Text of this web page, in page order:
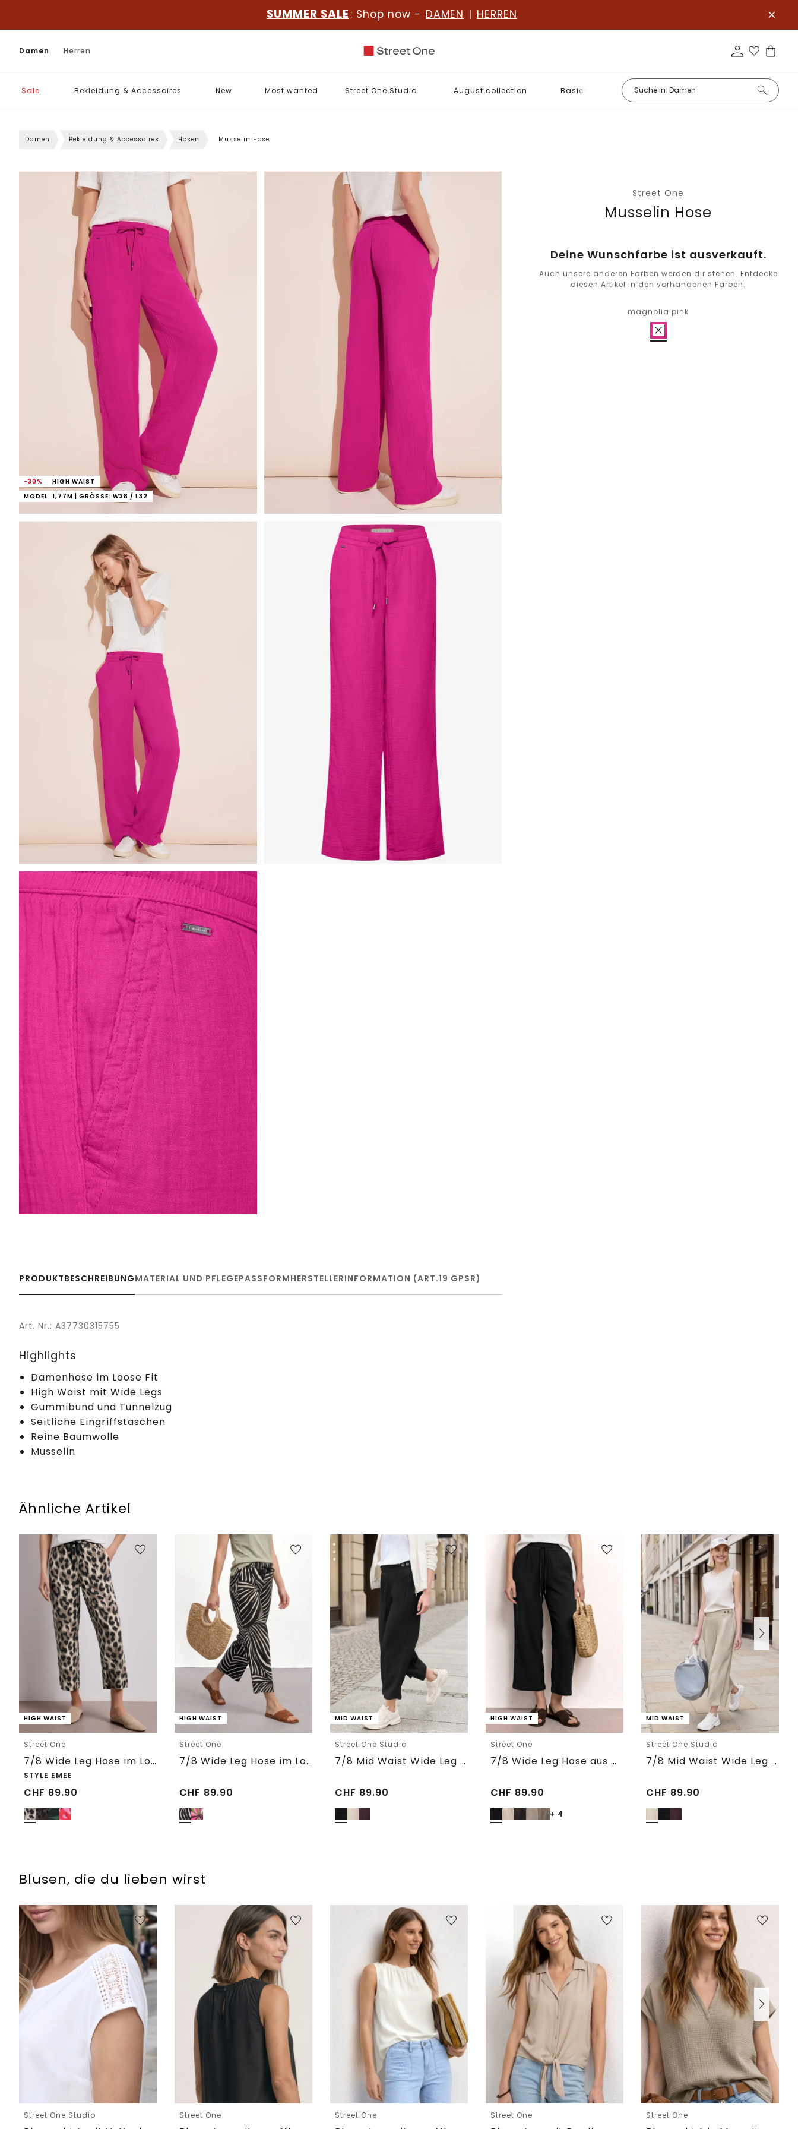
SUMMER SALE : Shop now - DAMEN | HERREN
Damen Herren
Sale Bekleidung & Accessoires New Most wanted Street One Studio August collection Basics
Damen Bekleidung & Accessoires Hosen Musselin Hose
-30%
HIGH WAIST
MODEL: 1,77M | GRÖSSE: W38 / L32
Street One
Musselin Hose
Deine Wunschfarbe ist ausverkauft.
Auch unsere anderen Farben werden dir stehen. Entdecke
diesen Artikel in den vorhandenen Farben.
magnolia pink
PRODUKTBESCHREIBUNGMATERIAL UND PFLEGEPASSFORMHERSTELLERINFORMATION (ART.19 GPSR)
Art. Nr.: A37730315755
Highlights
Damenhose im Loose Fit
High Waist mit Wide Legs
Gummibund und Tunnelzug
Seitliche Eingriffstaschen
Reine Baumwolle
Musselin
Ähnliche Artikel
HIGH WAIST
Street One
7/8 Wide Leg Hose im Loose Fit mit Print
STYLE EMEE
CHF 89.90
HIGH WAIST
Street One
7/8 Wide Leg Hose im Loose Fit
CHF 89.90
MID WAIST
Street One Studio
7/8 Mid Waist Wide Leg Hose im Leinen-Look
CHF 89.90
HIGH WAIST
Street One
7/8 Wide Leg Hose aus Musselin im Loose Fit
CHF 89.90
+ 4
MID WAIST
Street One Studio
7/8 Mid Waist Wide Leg Hose im Leinen-Look
CHF 89.90
Blusen, die du lieben wirst
Street One Studio Street One Street One Street One Street One